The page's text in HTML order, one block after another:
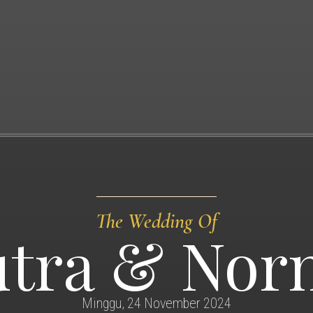
The Wedding Of
&
Minggu, 24 November 2024